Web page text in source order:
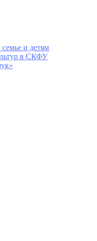
и детям
в СКФУ